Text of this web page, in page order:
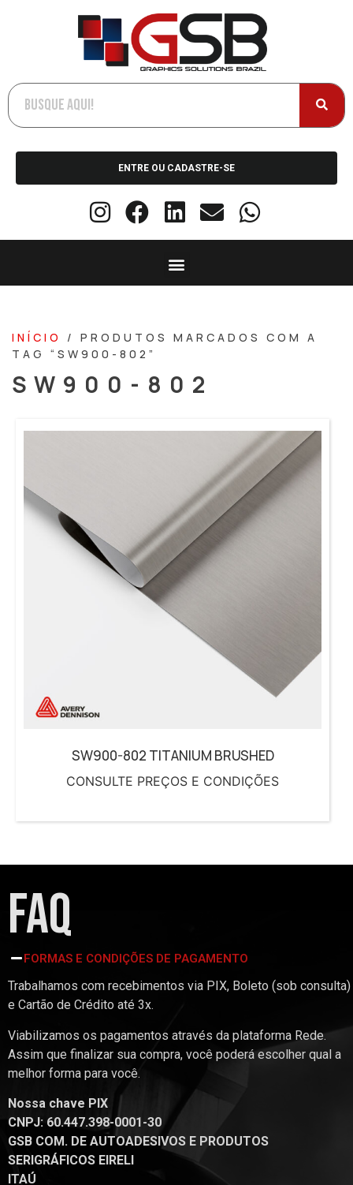
ENTRE OU CADASTRE-SE
INÍCIO
/ PRODUTOS MARCADOS COM A
TAG “SW900-802”
SW900-802
SW900-802 TITANIUM BRUSHED
CONSULTE PREÇOS E CONDIÇÕES
FAQ
FORMAS E CONDIÇÕES DE PAGAMENTO
Trabalhamos com recebimentos via PIX, Boleto (sob consulta)
e Cartão de Crédito até 3x.
Viabilizamos os pagamentos através da plataforma Rede.
Assim que finalizar sua compra, você poderá escolher qual a
melhor forma para você.
Nossa chave PIX
CNPJ: 60.447.398-0001-30
GSB COM. DE AUTOADESIVOS E PRODUTOS
SERIGRÁFICOS EIRELI
ITAÚ